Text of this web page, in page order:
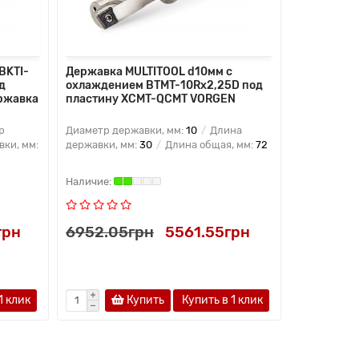
мм:
клик
Державка MULTITOOL d10мм с
охлаждением BTMT-10Rx2,25D под
пластину XCMT-QCMT VORGEN
Диаметр державки, мм: 10
Длина
державки, мм: 30 Длина общая, мм: 72
6952.05грн 5561.55грн
Купить Купить в 1 клик